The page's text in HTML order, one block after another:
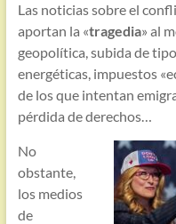
Las noticias sobre el
aportan la «tragedia» al
geopolítica, subida de
energéticas, impuestos
de los que intentan
pérdida de derechos…
No
obstante,
los medios
de